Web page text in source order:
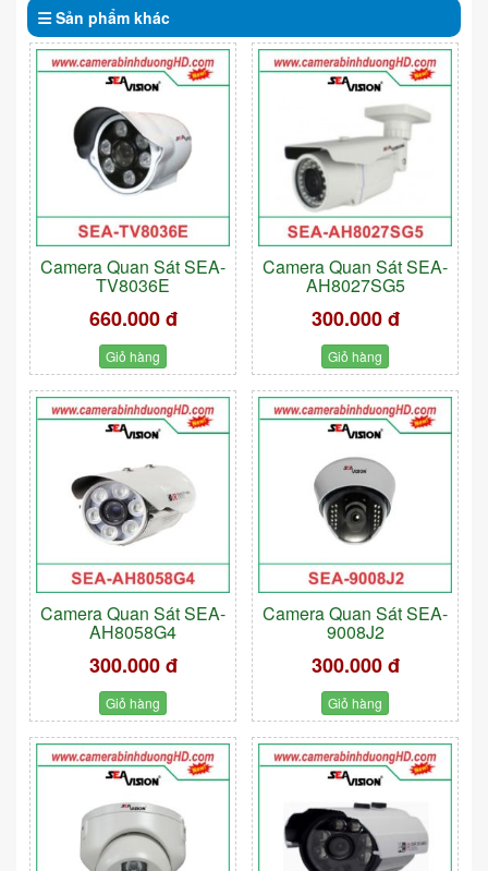
Sản phẩm khác
Camera Quan Sát SEA-
TV8036E
660.000 đ
Giỏ hàng
Camera Quan Sát SEA-
AH8027SG5
300.000 đ
Giỏ hàng
Camera Quan Sát SEA-
AH8058G4
300.000 đ
Giỏ hàng
Camera Quan Sát SEA-
9008J2
300.000 đ
Giỏ hàng